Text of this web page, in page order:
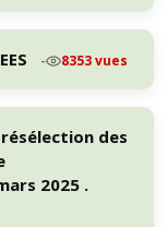
- 8353 vues
des
2025 .